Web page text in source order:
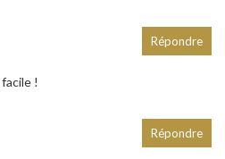
!
Répondre
Répondre